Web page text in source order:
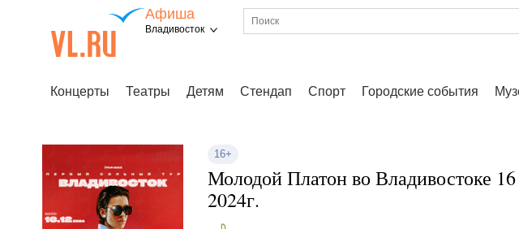
Афиша
Владивосток
Концерты Театры Детям Стендап Спорт Городские события
16+
Молодой Платон во Владивостоке 16
2024г.